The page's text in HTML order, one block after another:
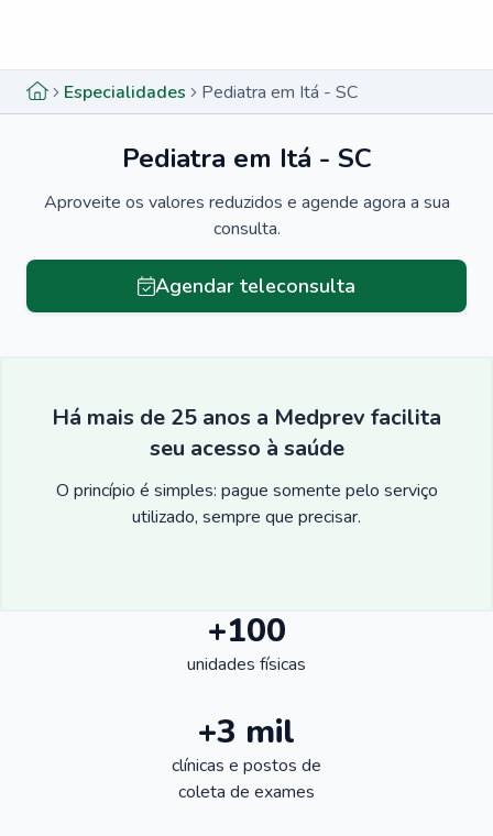
Especialidades Pediatra em Itá - SC
Pediatra em Itá - SC
Aproveite os valores reduzidos e agende agora a sua
consulta.
Agendar teleconsulta
Há mais de 25 anos a Medprev facilita
seu acesso à saúde
O princípio é simples: pague somente pelo serviço
utilizado, sempre que precisar.
+100
unidades físicas
+3 mil
clínicas e postos de
coleta de exames